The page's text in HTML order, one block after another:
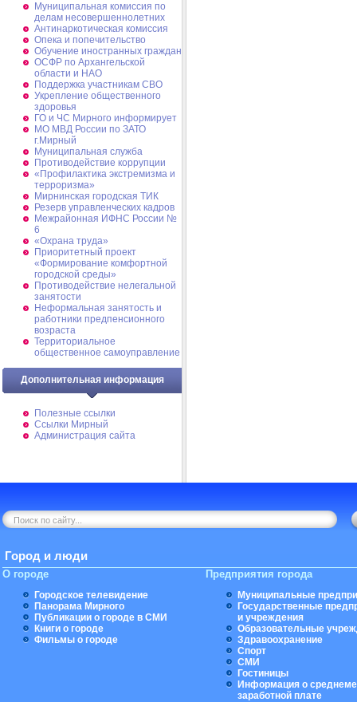
Муниципальная комиссия по
делам несовершеннолетних
Антинаркотическая комиссия
Опека и попечительство
Обучение иностранных граждан
ОСФР по Архангельской
области и НАО
Поддержка участникам СВО
Укрепление общественного
здоровья
ГО и ЧС Мирного информирует
МО МВД России по ЗАТО
г.Мирный
Муниципальная cлужба
Противодействие коррупции
«Профилактика экстремизма и
терроризма»
Мирнинская городская ТИК
Резерв управленческих кадров
Межрайонная ИФНС России №
6
«Охрана труда»
Приоритетный проект
«Формирование комфортной
городской среды»
Противодействие нелегальной
занятости
Неформальная занятость и
работники предпенсионного
возраста
Территориальное
общественное самоуправление
Дополнительная информация
Полезные ссылки
Ссылки Мирный
Администрация сайта
Город и люди
О городе
Городское телевидение
Панорама Мирного
Публикации о городе в СМИ
Книги о городе
Фильмы о городе
Предприятия города
Муниципальные
Государственные
и учреждения
Образовательные
Здравоохранение
Спорт
СМИ
Гостиницы
Информация о
заработной плате